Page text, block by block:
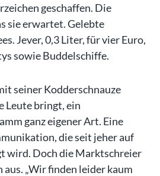
geschaffen. Die
sie erwartet. Gelebte
Jever, 0,3 Liter, für vier Euro,
sowie Buddelschiffe.
seiner Kodderschnauze
Leute bringt, ein
ganz eigener Art. Eine
die seit jeher auf
wird. Doch die Marktschreier
„Wir finden leider kaum